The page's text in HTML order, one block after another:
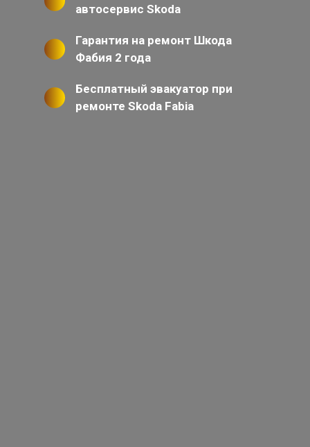
автосервис Skoda
Гарантия на ремонт Шкода
Фабия 2 года
Бесплатный эвакуатор при
ремонте Skoda Fabia